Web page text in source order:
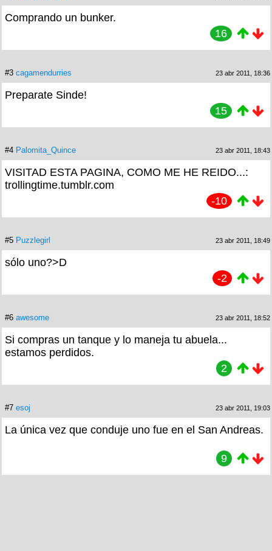
Comprando un bunker.
16
#3 cagamendurries 23 abr 2011, 18:36
Preparate Sinde!
15
#4 Palomita_Quince 23 abr 2011, 18:43
VISITAD ESTA PAGINA, COMO ME HE REIDO...:
trollingtime.tumblr.com
-10
#5 Puzzlegirl 23 abr 2011, 18:49
sólo uno?>D
-2
#6 awesome 23 abr 2011, 18:52
Si compras un tanque y lo maneja tu abuela...
estamos perdidos.
2
#7 esoj 23 abr 2011, 19:03
La única vez que conduje uno fue en el San Andreas.
9